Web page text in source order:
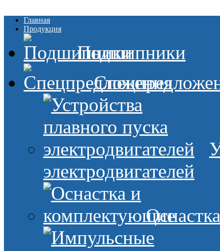
Главная
Продукция
Подшипники
электродвигателей